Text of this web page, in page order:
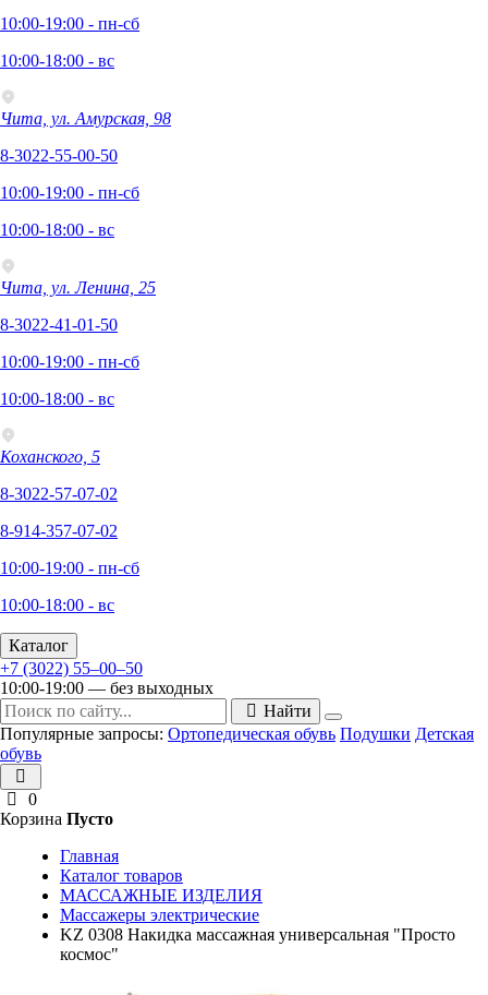
10:00-19:00 - пн-сб
10:00-18:00 - вс
Чита, ул. Амурская, 98
8-3022-55-00-50
10:00-19:00 - пн-сб
10:00-18:00 - вс
Чита, ул. Ленина, 25
8-3022-41-01-50
10:00-19:00 - пн-сб
10:00-18:00 - вс
Коханского, 5
8-3022-57-07-02
8-914-357-07-02
10:00-19:00 - пн-сб
10:00-18:00 - вс
Каталог
+7 (3022) 55‒00‒50
10:00-19:00 — без выходных
Найти
Популярные запросы: Ортопедическая обувь Подушки Детская
обувь
0
Корзина Пусто
Главная
Каталог товаров
МАССАЖНЫЕ ИЗДЕЛИЯ
Массажеры электрические
KZ 0308 Накидка массажная универсальная "Просто
космос"